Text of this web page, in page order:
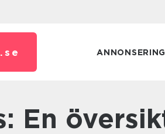
se ANNONSERING